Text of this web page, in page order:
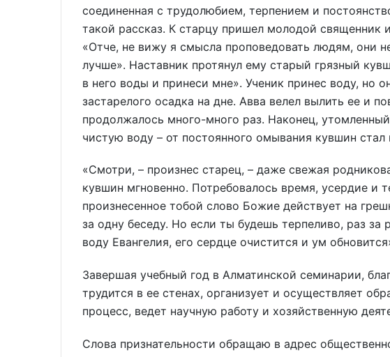
соединенная с трудолюбием, терпением и
такой рассказ. К старцу пришел молодой священник
«Отче, не вижу я смысла проповедовать людям, они
лучше». Наставник протянул ему старый грязный
в него воды и принеси мне». Ученик принес воду, но
застарелого осадка на дне. Авва велел вылить ее и
продолжалось много-много раз. Наконец,
чистую воду – от постоянного омывания кувшин стал
«Смотри, – произнес старец, – даже свежая
кувшин мгновенно. Потребовалось время, усердие и
произнесенное тобой слово Божие действует на
за одну беседу. Но если ты будешь терпеливо, раз за
воду Евангелия, его сердце очистится и ум
Завершая учебный год в Алматинской семинарии,
трудится в ее стенах, организует и осуществляет
процесс, ведет научную работу и хозяйственную
Слова признательности обращаю в адрес